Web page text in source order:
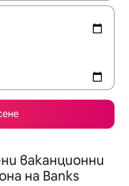
ваканционни
на Banks